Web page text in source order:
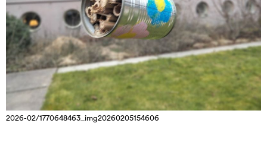
2026-02/1770648463_img20260205154606